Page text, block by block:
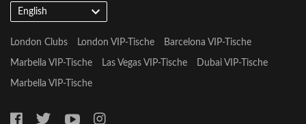
English
London Clubs London VIP-Tische Barcelona VIP-Tische
Marbella VIP-Tische Las Vegas VIP-Tische Dubai VIP-Tische
Marbella VIP-Tische